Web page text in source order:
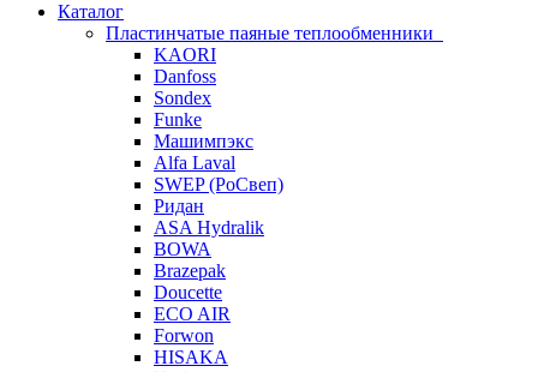
Каталог
Пластинчатые паяные теплообменники
KAORI
Danfoss
Sondex
Funke
Машимпэкс
Alfa Laval
SWEP (РоСвеп)
Ридан
ASA Hydralik
BOWA
Brazepak
Doucette
ECO AIR
Forwon
HISAKA